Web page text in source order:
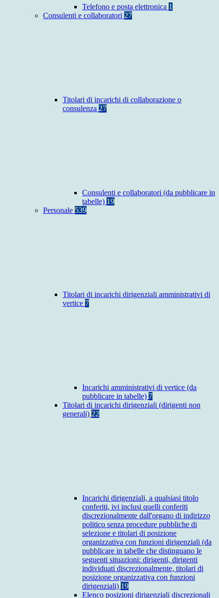
Telefono e posta elettronica 1
Consulenti e collaboratori 27
Titolari di incarichi di collaborazione o
consulenza 27
Consulenti e collaboratori (da pubblicare in
tabelle) 19
Personale 539
Titolari di incarichi dirigenziali amministrativi di
vertice 7
Incarichi amministrativi di vertice (da
pubblicare in tabelle) 7
Titolari di incarichi dirigenziali (dirigenti non
generali) 22
Incarichi dirigenziali, a qualsiasi titolo
conferiti, ivi inclusi quelli conferiti
discrezionalmente dall'organo di indirizzo
politico senza procedure pubbliche di
selezione e titolari di posizione
organizzativa con funzioni dirigenziali (da
pubblicare in tabelle che distinguano le
seguenti situazioni: dirigenti, dirigenti
individuati discrezionalmente, titolari di
posizione organizzativa con funzioni
dirigenziali) 19
Elenco posizioni dirigenziali discrezionali